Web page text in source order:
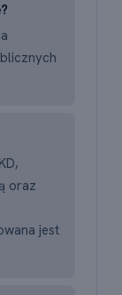
oraz
jest